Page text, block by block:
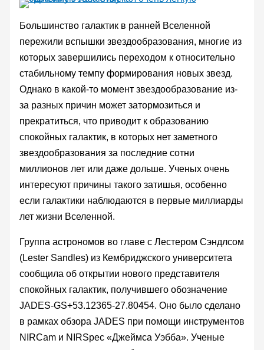
Большинство галактик в ранней Вселенной
пережили вспышки звездообразования, многие из
которых завершились переходом к относительно
стабильному темпу формирования новых звезд.
Однако в какой-то момент звездообразование из-
за разных причин может затормозиться и
прекратиться, что приводит к образованию
спокойных галактик, в которых нет заметного
звездообразования за последние сотни
миллионов лет или даже дольше. Ученых очень
интересуют причины такого затишья, особенно
если галактики наблюдаются в первые миллиарды
лет жизни Вселенной.
Группа астрономов во главе с Лестером Сэндлсом
(Lester Sandles) из Кембриджского университета
сообщила об открытии нового представителя
спокойных галактик, получившего обозначение
JADES-GS+53.12365-27.80454. Оно было сделано
в рамках обзора JADES при помощи инструментов
NIRCam и NIRSpec «Джеймса Уэбба». Ученые